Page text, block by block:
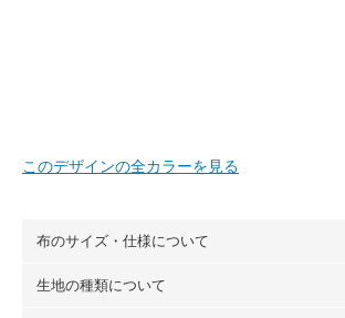
このデザインの全カラーを見る
布のサイズ・仕様について
布の長さは50cm単位での販売になります。
生地の種類について